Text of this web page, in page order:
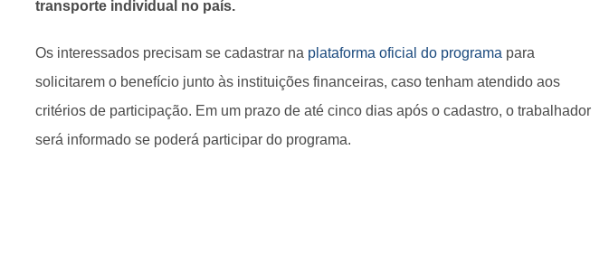
transporte individual no país.
Os interessados precisam se cadastrar na plataforma oficial do programa para
solicitarem o benefício junto às instituições financeiras, caso tenham atendido aos
critérios de participação. Em um prazo de até cinco dias após o cadastro, o trabalhador
será informado se poderá participar do programa.